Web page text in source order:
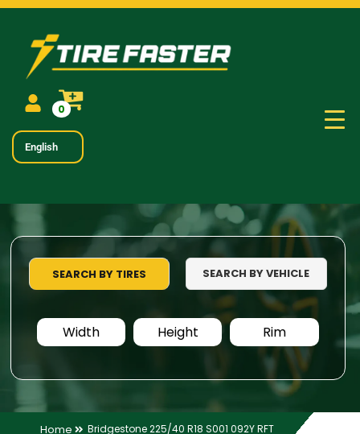
0
English
SEARCH BY TIRES SEARCH BY VEHICLE
Width Height Rim
Home Bridgestone 225/40 R18 S001 092Y RFT